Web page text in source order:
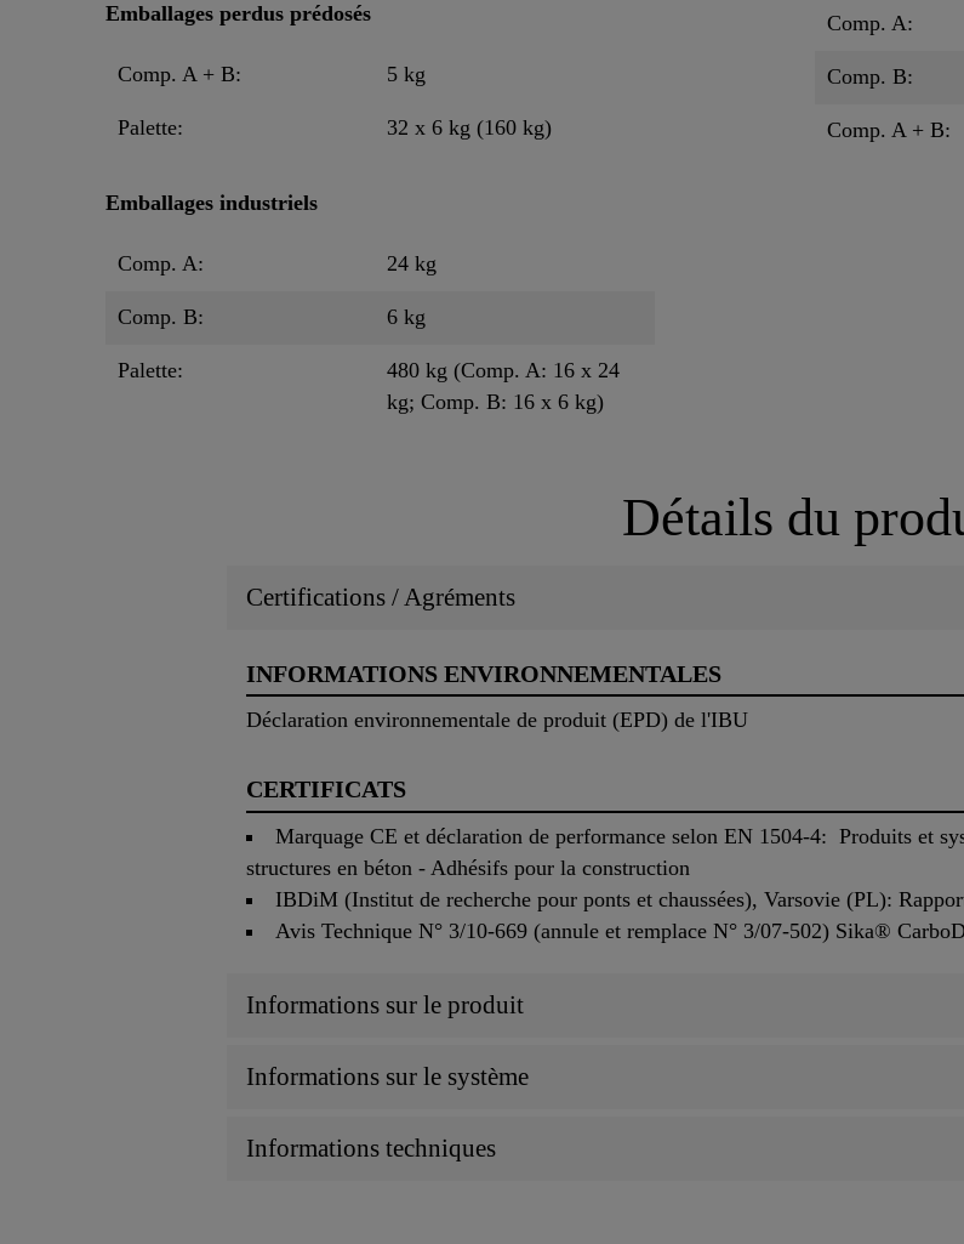
Emballages perdus prédosés
Comp. A + B: 5 kg
Palette: 32 x 6 kg (160 kg)
Emballages industriels
Comp. A: 24 kg
Comp. B: 6 kg
Palette:
480 kg (Comp. A: 16 x 24
kg; Comp. B: 16 x 6 kg)
Comp. A:
Comp. B:
Comp. A + B:
Détails du
Certifications / Agréments
INFORMATIONS ENVIRONNEMENTALES
Déclaration environnementale de produit (EPD) de l'IBU
CERTIFICATS
Marquage CE et déclaration de performance selon EN 1504-4: Produits et
structures en béton - Adhésifs pour la construction
IBDiM (Institut de recherche pour ponts et chaussées), Varsovie (PL):
Avis Technique N° 3/10-669 (annule et remplace N° 3/07-502) Sika®
Informations sur le produit
Informations sur le système
Informations techniques